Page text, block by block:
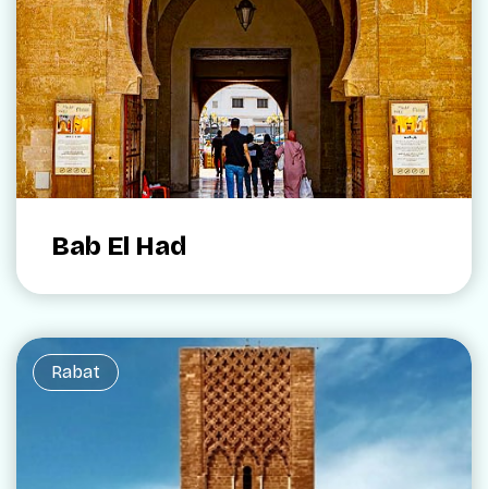
Bab El Had
Rabat